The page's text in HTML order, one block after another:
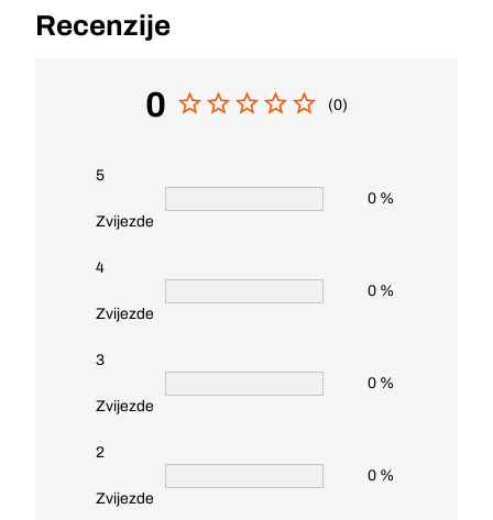
Recenzije
0 (0)
5
Zvijezde
0 %
4
Zvijezde
0 %
3
Zvijezde
0 %
2
Zvijezde
0 %